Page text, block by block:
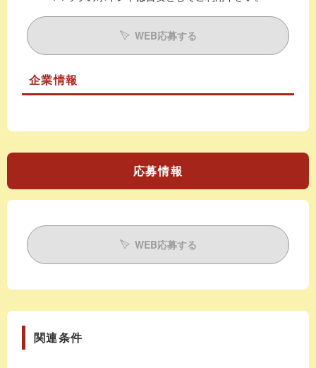
WEB応募する
企業情報
応募情報
WEB応募する
関連条件